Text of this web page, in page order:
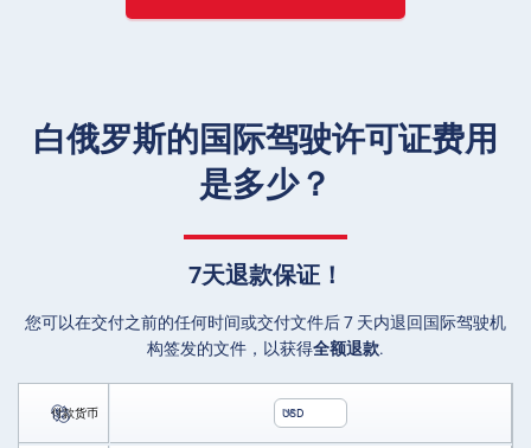
白俄罗斯的国际驾驶许可证费用
是多少？
7天退款保证！
您可以在交付之前的任何时间或交付文件后 7 天内退回国际驾驶机
构签发的文件，以获得全额退款.
付款货币 USD